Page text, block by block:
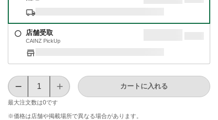
店舗受取
CAINZ PickUp
最大注文数は0です
カートに入れる
※価格は​店舗や​掲載場所で​異なる​場合が​あります。